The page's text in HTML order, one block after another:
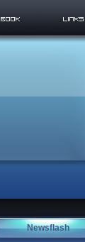
Newsflash